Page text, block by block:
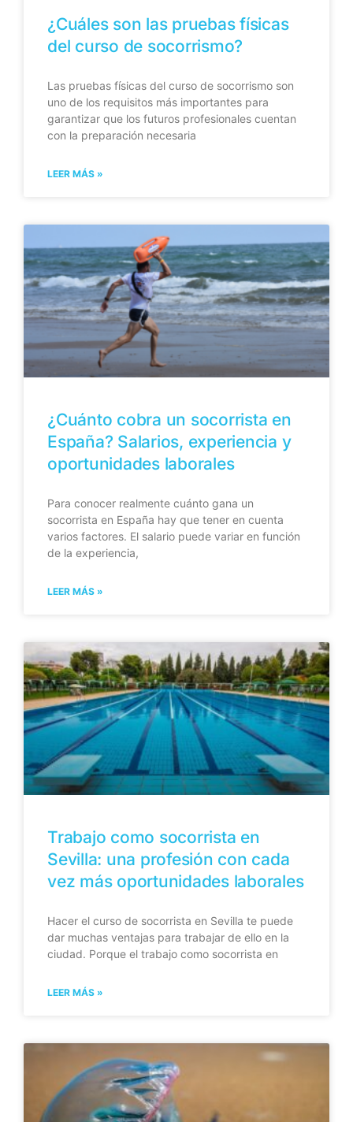
¿Cuáles son las pruebas físicas
del curso de socorrismo?
Las pruebas físicas del curso de socorrismo son
uno de los requisitos más importantes para
garantizar que los futuros profesionales cuentan
con la preparación necesaria
LEER MÁS »
¿Cuánto cobra un socorrista en
España? Salarios, experiencia y
oportunidades laborales
Para conocer realmente cuánto gana un
socorrista en España hay que tener en cuenta
varios factores. El salario puede variar en función
de la experiencia,
LEER MÁS »
Trabajo como socorrista en
Sevilla: una profesión con cada
vez más oportunidades laborales
Hacer el curso de socorrista en Sevilla te puede
dar muchas ventajas para trabajar de ello en la
ciudad. Porque el trabajo como socorrista en
LEER MÁS »